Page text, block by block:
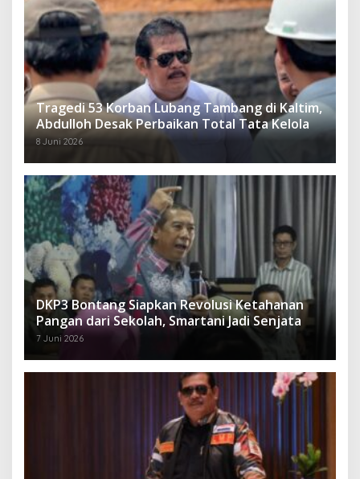
Tragedi 53 Korban Lubang Tambang di Kaltim,
Abdulloh Desak Perbaikan Total Tata Kelola
8 Juni 2026
DKP3 Bontang Siapkan Revolusi Ketahanan
Pangan dari Sekolah, Smartani Jadi Senjata
7 Juni 2026